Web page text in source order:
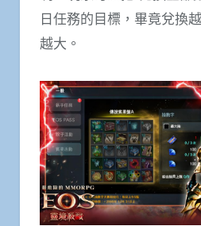
日任務的目標，畢竟兌換
越大。